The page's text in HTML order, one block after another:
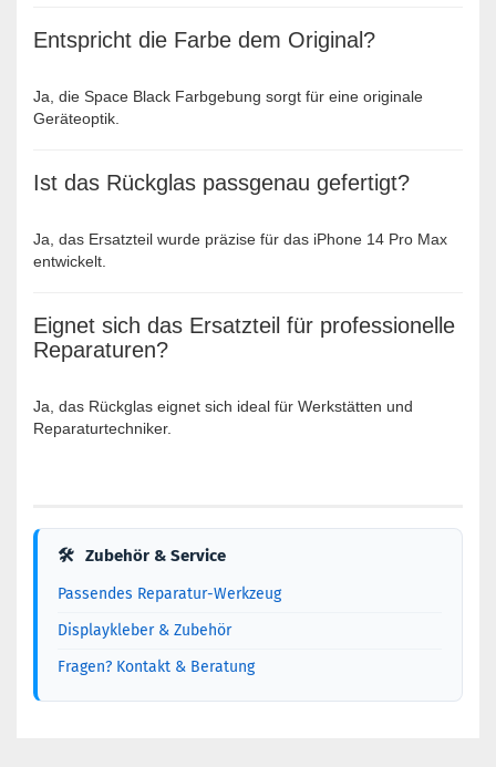
Entspricht die Farbe dem Original?
Ja, die Space Black Farbgebung sorgt für eine originale
Geräteoptik.
Ist das Rückglas passgenau gefertigt?
Ja, das Ersatzteil wurde präzise für das iPhone 14 Pro Max
entwickelt.
Eignet sich das Ersatzteil für professionelle
Reparaturen?
Ja, das Rückglas eignet sich ideal für Werkstätten und
Reparaturtechniker.
🛠 Zubehör & Service
Passendes Reparatur-Werkzeug
Displaykleber & Zubehör
Fragen? Kontakt & Beratung